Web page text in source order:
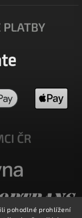
pohodlné prohlížení